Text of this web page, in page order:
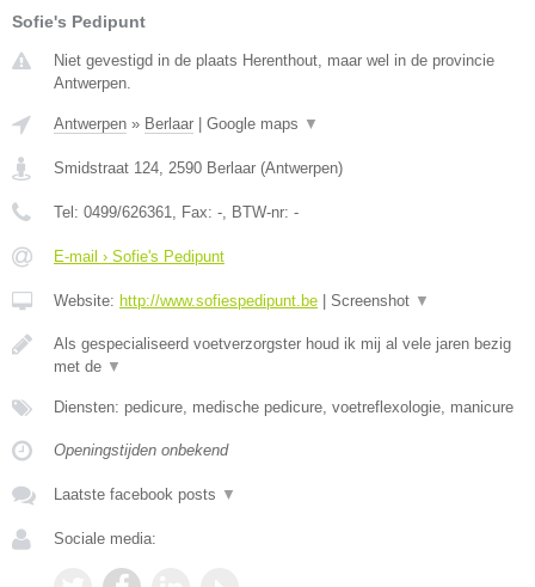
Sofie's Pedipunt
Niet gevestigd in de plaats Herenthout, maar wel in de provincie
Antwerpen.
Antwerpen » Berlaar Google maps ▼
Smidstraat 124 2590 Berlaar (Antwerpen)
Tel: 0499/626361 , Fax: - , BTW-nr: -
E-mail › Sofie's Pedipunt
Website: http://www.sofiespedipunt.be Screenshot ▼
Als gespecialiseerd voetverzorgster houd ik mij al vele jaren bezig
met de ▼
Diensten: pedicure, medische pedicure, voetreflexologie, manicure
Openingstijden onbekend
Laatste facebook posts ▼
Sociale media: